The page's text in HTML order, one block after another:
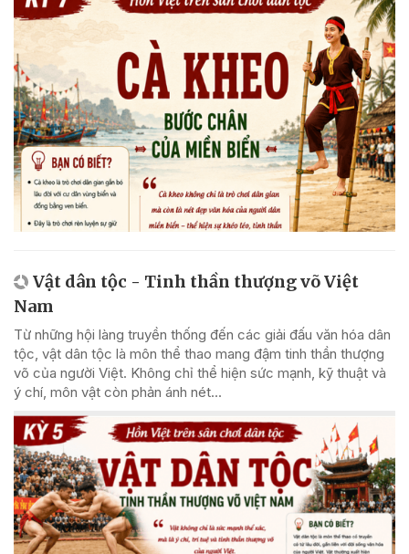
Vật dân tộc - Tinh thần thượng võ Việt
Nam
Từ những hội làng truyền thống đến các giải đấu văn hóa dân
tộc, vật dân tộc là môn thể thao mang đậm tinh thần thượng
võ của người Việt. Không chỉ thể hiện sức mạnh, kỹ thuật và
ý chí, môn vật còn phản ánh nét...